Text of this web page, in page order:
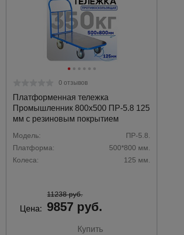
0 отзывов
Платформенная тележка
Промышленник 800х500 ПР-5.8 125
мм с резиновым покрытием
Модель:
ПР-5.8.
Платформа:
500*800 мм.
Колеса:
125 мм.
Цена:
11238 руб.
9857 руб.
Купить